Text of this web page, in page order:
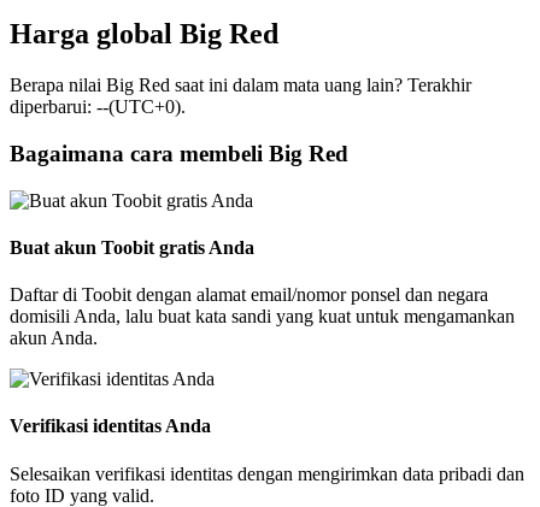
Harga global Big Red
Berapa nilai Big Red saat ini dalam mata uang lain? Terakhir
diperbarui: --(UTC+0).
Bagaimana cara membeli Big Red
Buat akun Toobit gratis Anda
Daftar di Toobit dengan alamat email/nomor ponsel dan negara
domisili Anda, lalu buat kata sandi yang kuat untuk mengamankan
akun Anda.
Verifikasi identitas Anda
Selesaikan verifikasi identitas dengan mengirimkan data pribadi dan
foto ID yang valid.